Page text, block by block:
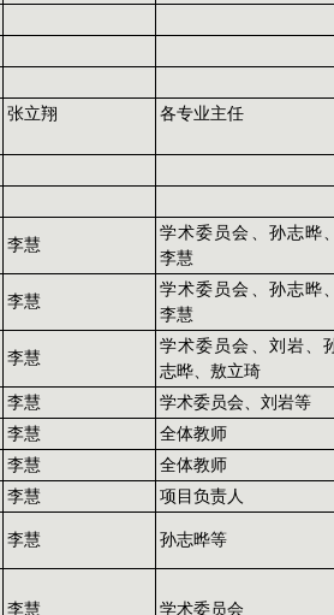
张立翔 各专业主任
李慧
学术委员会、孙志晔、
李慧
李慧
学术委员会、孙志晔、
李慧
李慧
学术委员会、刘岩、
志晔、敖立琦
李慧 学术委员会、刘岩等
李慧 全体教师
李慧 全体教师
李慧 项目负责人
李慧 孙志晔等
李慧 学术委员会